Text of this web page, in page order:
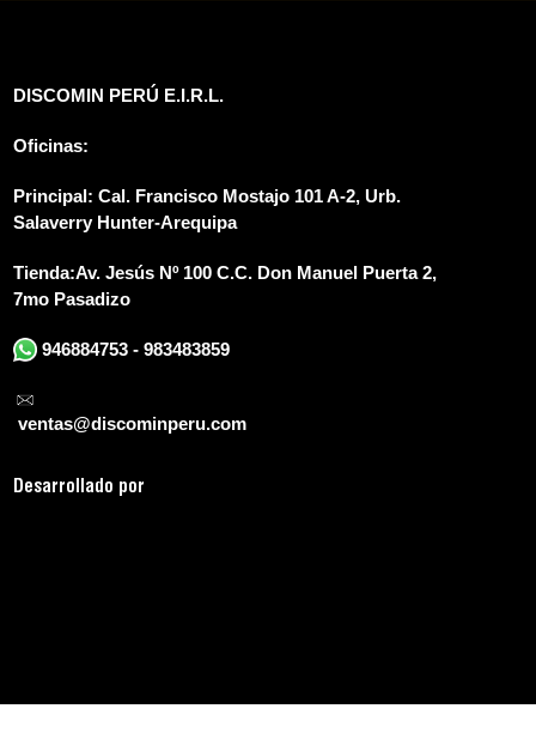
DISCOMIN PERÚ E.I.R.L.
Oficinas:
Principal: Cal. Francisco Mostajo 101 A-2, Urb.
Salaverry Hunter-Arequipa
Tienda:Av. Jesús Nº 100 C.C. Don Manuel Puerta 2,
7mo Pasadizo
946884753 - 983483859
ventas@discominperu.com
Desarrollado por